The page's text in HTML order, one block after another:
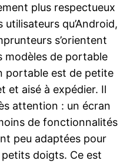
plus respectueux
utilisateurs qu’Android,
s’orientent
modèles de portable
portable est de petite
et aisé à expédier. Il
attention : un écran
de fonctionnalités
peu adaptées pour
petits doigts. Ce est